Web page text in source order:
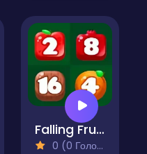
Falling Fruits
0 (0 Голосів)